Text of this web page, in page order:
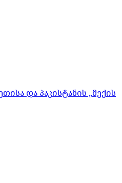
და პაკისტანის „მექის